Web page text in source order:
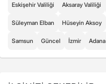
Eskişehir Valiliği Aksaray Valiliği
Süleyman Elban Hüseyin Aksoy
Samsun Güncel İzmir Adana